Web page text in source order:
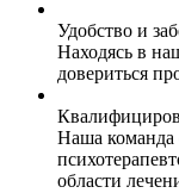
Удобство и
Находясь в
довериться
Наша команда
области